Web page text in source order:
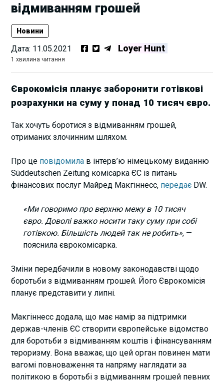
відмиванням грошей
Новини
Дата: 11.05.2021 Loyer Hunt
1 хвилина читання
Єврокомісія планує заборонити готівкові
розрахунки на суму у понад 10 тисяч євро.
Так хочуть боротися з відмиванням грошей,
отриманих злочинним шляхом.
Про це повідомила в інтерв’ю німецькому виданню
Süddeutschen Zeitung комісарка ЄС із питань
фінансових послуг Майред Макгіннесс, передає DW.
«Ми говоримо про верхню межу в 10 тисяч
євро. Доволі важко носити таку суму при собі
готівкою. Більшість людей так не робить», —
пояснила єврокомісарка.
Зміни передбачили в новому законодавстві щодо
боротьби з відмиванням грошей. Його Єврокомісія
планує представити у липні.
Макгіннесс додала, що має намір за підтримки
держав-членів ЄС створити європейське відомство
для боротьби з відмиванням коштів і фінансуванням
тероризму. Вона вважає, що цей орган повинен мати
вагомі повноваження та напряму наглядати за
політикою в боротьбі з відмиванням грошей певних